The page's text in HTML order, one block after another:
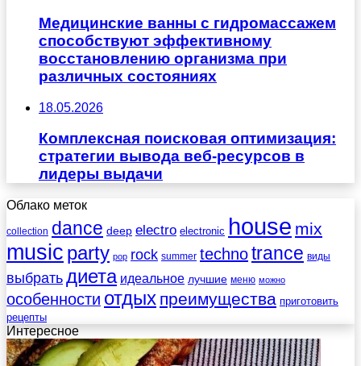
Медицинские ванны с гидромассажем
способствуют эффективному
восстановлению организма при
различных состояниях
18.05.2026
Комплексная поисковая оптимизация:
стратегии вывода веб-ресурсов в
лидеры выдачи
Облако меток
collection dance deep electro electronic house mix
music party pop rock summer technotrance виды
выбратьдиета идеальное лучшие меню можно
особенности отдых преимущества приготовить
рецепты
Интересное